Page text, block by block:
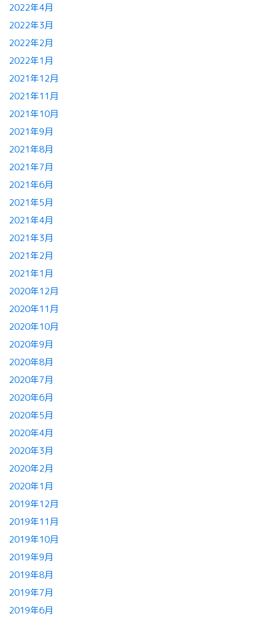
2022年4月
2022年3月
2022年2月
2022年1月
2021年12月
2021年11月
2021年10月
2021年9月
2021年8月
2021年7月
2021年6月
2021年5月
2021年4月
2021年3月
2021年2月
2021年1月
2020年12月
2020年11月
2020年10月
2020年9月
2020年8月
2020年7月
2020年6月
2020年5月
2020年4月
2020年3月
2020年2月
2020年1月
2019年12月
2019年11月
2019年10月
2019年9月
2019年8月
2019年7月
2019年6月